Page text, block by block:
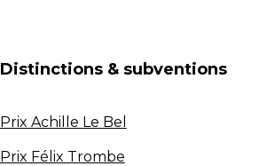
Distinctions & subventions
Prix Achille Le Bel
Prix Félix Trombe